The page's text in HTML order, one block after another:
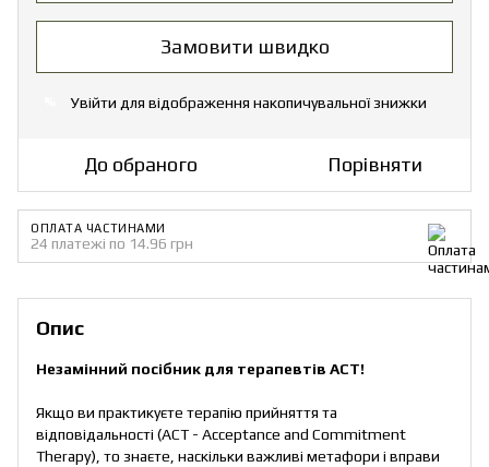
Замовити швидко
Увійти для відображення накопичувальної знижки
До обраного Порівняти
ОПЛАТА ЧАСТИНАМИ
24 платежі по 14.96 грн
Опис
Незамінний посібник для терапевтів АСТ!
Якщо ви практикуєте терапію прийняття та
відповідальності (ACT - Acceptance and Commitment
Therapy), то знаєте, наскільки важливі метафори і вправи